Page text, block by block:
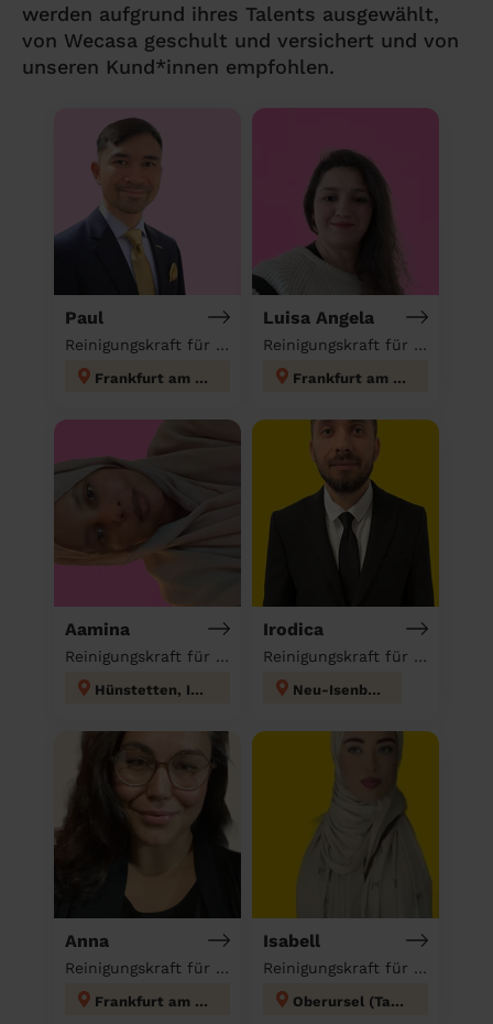
werden aufgrund ihres Talents ausgewählt,
von Wecasa geschult und versichert und von
unseren Kund*innen empfohlen.
Paul
Reinigungskraft für deinen Haushalt
Frankfurt am Main
Luisa Angela
Reinigungskraft für deinen Haushalt
Frankfurt am Main
Aamina
Reinigungskraft für deinen Haushalt
Hünstetten, Idstein
Irodica
Reinigungskraft für deinen Haushalt
Neu-Isenburg
Anna
Reinigungskraft für deinen Haushalt
Frankfurt am Main
Isabell
Reinigungskraft für deinen Haushalt
Oberursel (Taunus)